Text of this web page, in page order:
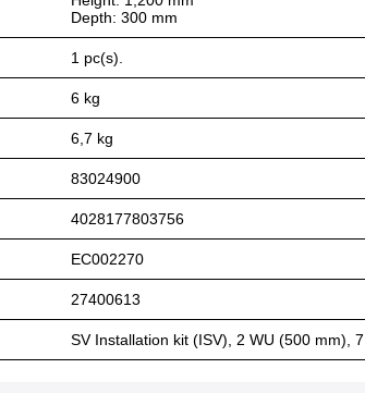
Depth: 300 mm
1 pc(s).
6 kg
6,7 kg
83024900
4028177803756
EC002270
27400613
SV Installation kit (ISV), 2 WU (500 mm),